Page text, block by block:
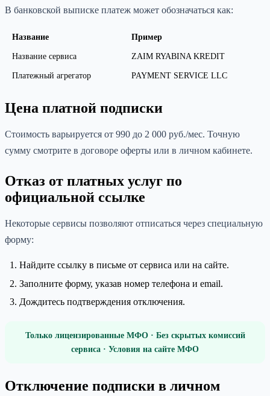
В банковской выписке платеж может обозначаться как:
Название Пример
Название сервиса ZAIM RYABINA KREDIT
Платежный агрегатор PAYMENT SERVICE LLC
Цена платной подписки
Стоимость варьируется от 990 до 2 000 руб./мес. Точную
сумму смотрите в договоре оферты или в личном кабинете.
Отказ от платных услуг по
официальной ссылке
Некоторые сервисы позволяют отписаться через специальную
форму:
Найдите ссылку в письме от сервиса или на сайте.
Заполните форму, указав номер телефона и email.
Дождитесь подтверждения отключения.
Только лицензированные МФО · Без скрытых комиссий
сервиса · Условия на сайте МФО
Отключение подписки в личном